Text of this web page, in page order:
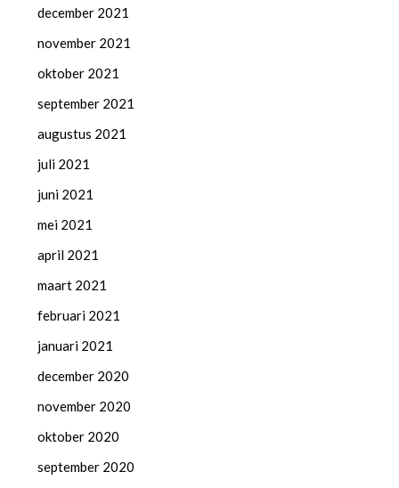
december 2021
november 2021
oktober 2021
september 2021
augustus 2021
juli 2021
juni 2021
mei 2021
april 2021
maart 2021
februari 2021
januari 2021
december 2020
november 2020
oktober 2020
september 2020